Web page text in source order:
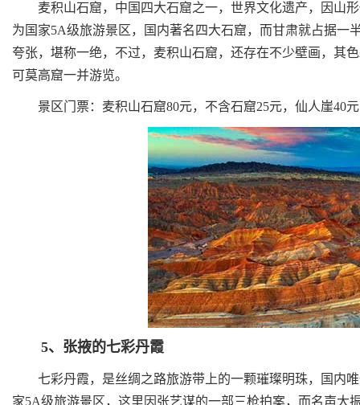
麦积山石窟，中国四大石窟之一，世界文化遗产，因山形
为国家5A级旅游景区，国内著名四大石窟，而甘肃就占据
夸张，堪称一绝，不过，麦积山石窟，还存在不少壁画，其
可莫高窟一并游览。
景区门票：麦积山石窟80元，不含石窟25元，仙人崖40元
5、张掖的七彩丹霞
七彩丹霞，是丝绸之路旅游带上的一颗璀璨明珠，国内唯
家5A级旅游景区，这里因张艺谋的一部三枪拍案，而名声